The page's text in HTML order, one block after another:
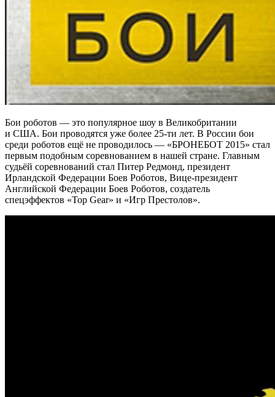
Бои роботов — это популярное шоу в Великобритании
и США. Бои проводятся уже более 25-ти лет. В России бои
среди роботов ещё не проводилось — «БРОНЕБОТ 2015» стал
первым подобным соревнованием в нашей стране. Главным
судьёй соревнований стал Питер Редмонд, президент
Ирландской Федерации Боев Роботов, Вице-президент
Английской Федерации Боев Роботов, создатель
спецэффектов «Top Gear» и «Игр Престолов».